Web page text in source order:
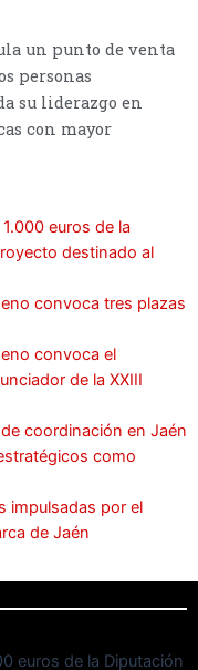
un punto de venta
personas
su liderazgo en
con mayor
euros de la
destinado al
convoca tres plazas
convoca el
de la XXIII
coordinación en Jaén
como
impulsadas por el
de Jaén